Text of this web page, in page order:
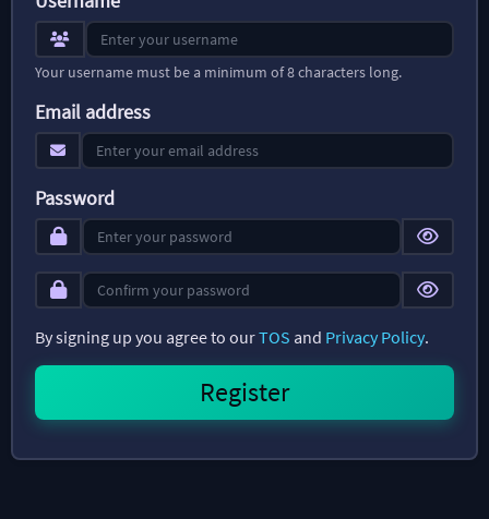
Your username must be a minimum of 8 characters long.
Email address
Password
By signing up you agree to ourTOS and Privacy Policy.